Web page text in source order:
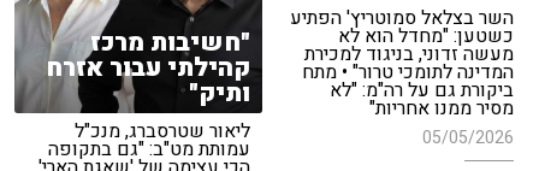
השר בצלאל סמוטריץ' הפתיע
כשטען: "מחדל הוא לא
מעשה זדוני, בניגוד למכירת
המדינה לתומכי טרור" • מתח
ביקורת גם על רה"מ: "לא
מסיר ממנו אחריות"
05/05/2026
"חשיבות מרכז
קהילתי עבור אזרח
ותיק"
ליאור שטרסברג, מנכ"ל
עמותת מט"ב: "גם בתקופה